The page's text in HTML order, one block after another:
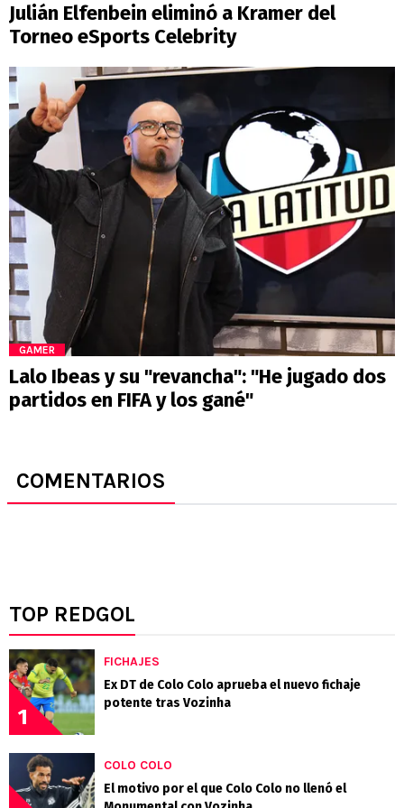
Julián Elfenbein eliminó a Kramer del
Torneo eSports Celebrity
GAMER
Lalo Ibeas y su "revancha": "He jugado dos
partidos en FIFA y los gané"
COMENTARIOS
TOP REDGOL
1
FICHAJES
Ex DT de Colo Colo aprueba el nuevo fichaje
potente tras Vozinha
COLO COLO
El motivo por el que Colo Colo no llenó el